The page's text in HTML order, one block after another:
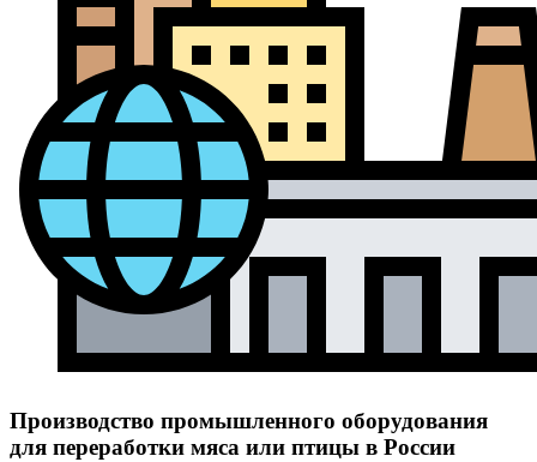
Производство промышленного оборудования
для переработки мяса или птицы в России